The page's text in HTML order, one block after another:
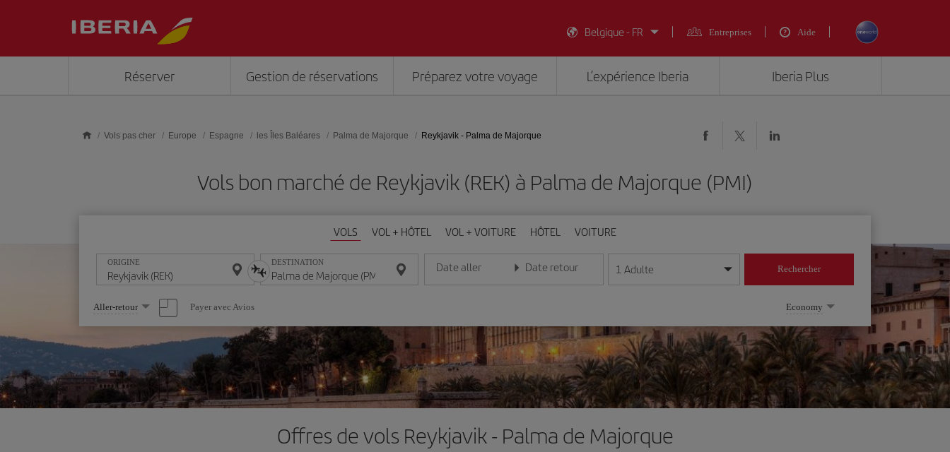
Belgique - FR
Entreprises Aide
Réserver Gestion de réservations Préparez votre voyage L’expérience Iberia Iberia Plus
Vols pas cher Europe Espagne les Îles Baléares Palma de Majorque Reykjavik - Palma de Majorque
Vols bon marché de Reykjavik (REK) à Palma de Majorque (PMI)
VOLS VOL + HÔTEL VOL + VOITURE HÔTEL VOITURE
ORIGINE DESTINATION Date aller
Entrez la date au format jour/mois/année
Date retour
Entrez la date au format jour/mois/année
1 Adulte Rechercher
Sélectionnez
une
option
Aller-retour Payer avec Avios Economy
Offres de vols Reykjavik - Palma de Majorque